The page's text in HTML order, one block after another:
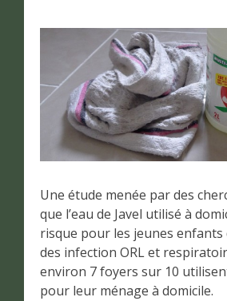
Une étude menée par des
que l’eau de Javel utilisé à
risque pour les jeunes enfants
des infection ORL et
environ 7 foyers sur 10 utilisent
pour leur ménage à domicile.